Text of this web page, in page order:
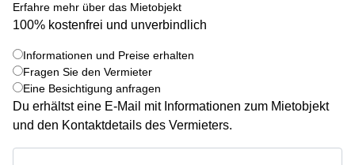
mieten
Graz
Business
Center
Graz
Coworking
Space
Graz
Strasse
7
Schottenring
16
Europaplatz
2 1150
Wien
Gertrude-
+ 4 bilder
Erfahre mehr über das Mietobjekt
100% kostenfrei und unverbindlich
Informationen und Preise erhalten
Fragen Sie den Vermieter
Eine Besichtigung anfragen
Du erhältst eine E-Mail mit Informationen zum Mietobjekt
und den Kontaktdetails des Vermieters.